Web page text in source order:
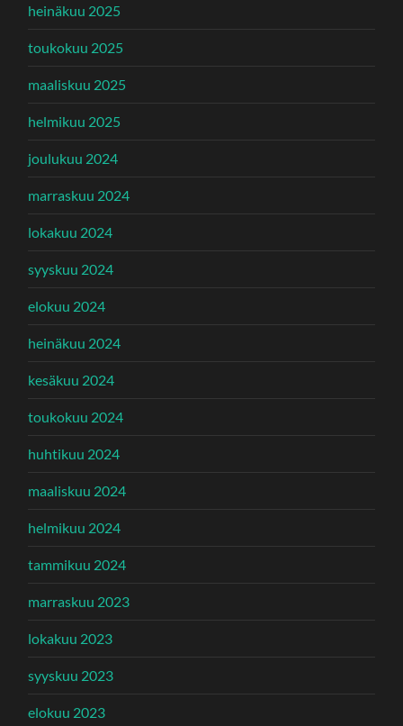
heinäkuu 2025
toukokuu 2025
maaliskuu 2025
helmikuu 2025
joulukuu 2024
marraskuu 2024
lokakuu 2024
syyskuu 2024
elokuu 2024
heinäkuu 2024
kesäkuu 2024
toukokuu 2024
huhtikuu 2024
maaliskuu 2024
helmikuu 2024
tammikuu 2024
marraskuu 2023
lokakuu 2023
syyskuu 2023
elokuu 2023